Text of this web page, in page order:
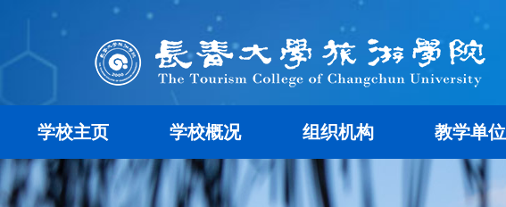
学校主页 学校概况 组织机构 教学单位